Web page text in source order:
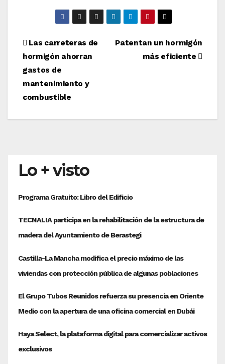
Navegación
de
entradas
Patentan un hormigón
más eficiente
Las carreteras de
hormigón ahorran
gastos de
mantenimiento y
combustible
Lo + visto